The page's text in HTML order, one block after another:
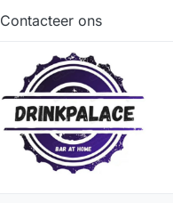
Contacteer ons